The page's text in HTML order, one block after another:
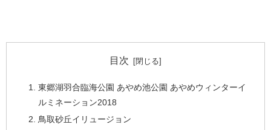
目次
東郷湖羽合臨海公園 あやめ池公園 あやめウィンターイ
ルミネーション2018
鳥取砂丘イリュージョン